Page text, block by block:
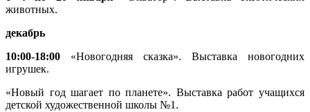
животных.
декабрь
10:00-18:00 «Новогодняя сказка». Выставка новогодних
игрушек.
«Новый год шагает по планете». Выставка работ учащихся
детской художественной школы №1.